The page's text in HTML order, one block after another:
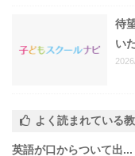
待
い
よく読まれている
英語が口からついて出...